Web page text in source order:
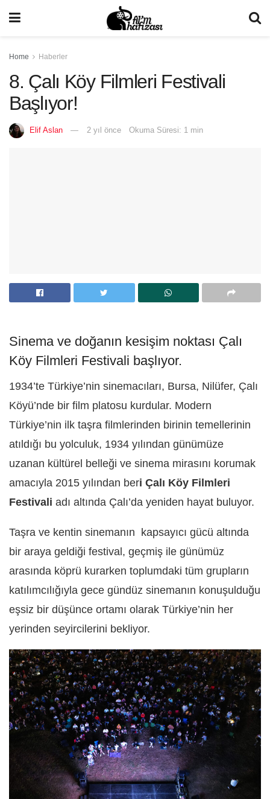
Home Haberler
8. Çalı Köy Filmleri Festivali
Başlıyor!
Elif Aslan 2 yıl önce Okuma Süresi: 1 min
Sinema ve doğanın kesişim noktası Çalı
Köy Filmleri Festivali başlıyor.
1934’te Türkiye’nin sinemacıları, Bursa, Nilüfer, Çalı
Köyü’nde bir film platosu kurdular. Modern
Türkiye’nin ilk taşra filmlerinden birinin temellerinin
atıldığı bu yolculuk, 1934 yılından günümüze
uzanan kültürel belleği ve sinema mirasını korumak
amacıyla 2015 yılından beri Çalı Köy Filmleri
Festivali adı altında Çalı’da yeniden hayat buluyor.
Taşra ve kentin sinemanın kapsayıcı gücü altında
bir araya geldiği festival, geçmiş ile günümüz
arasında köprü kurarken toplumdaki tüm grupların
katılımcılığıyla gece gündüz sinemanın konuşulduğu
eşsiz bir düşünce ortamı olarak Türkiye’nin her
yerinden seyircilerini bekliyor.